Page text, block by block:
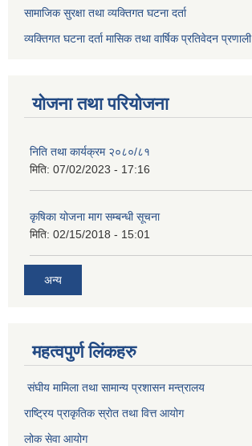
सामाजिक सुरक्षा तथा व्यक्तिगत घटना दर्ता
व्यक्तिगत घटना दर्ता मासिक तथा वार्षिक प्रतिवेदन प्रणाली
योजना तथा परियोजना
निति तथा कार्यक्रम २०८०/८१
मिति: 07/02/2023 - 17:16
कृषिका योजना माग सम्बन्धी सूचना
मिति: 02/15/2018 - 15:01
अन्य
महत्वपुर्ण लिंकहरु
संघीय मामिला तथा सामान्य प्रशासन मन्त्रालय
राष्ट्रिय प्राकृतिक स्राेत तथा वित्त आयोग
लोक सेवा आयोग